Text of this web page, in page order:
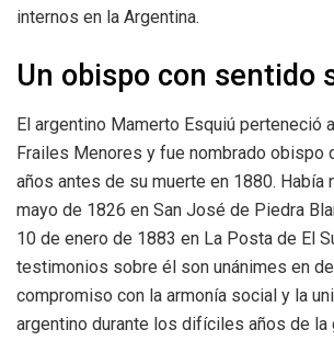
internos en la Argentina.
Un obispo con sentido
El argentino Mamerto Esquiú perteneció
Frailes Menores y fue nombrado obispo
años antes de su muerte en 1880. Había
mayo de 1826 en San José de Piedra
10 de enero de 1883 en La Posta de El
testimonios sobre él son unánimes en
compromiso con la armonía social y la
argentino durante los difíciles años de la